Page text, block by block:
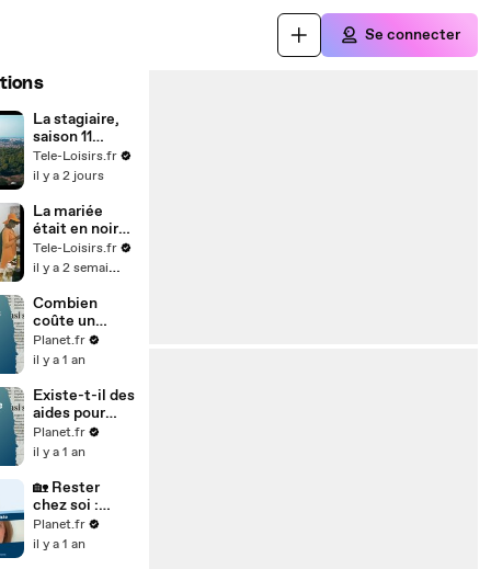
Se connecter
La stagiaire,
saison 11
(France 3)
Tele-Loisirs.fr
il y a 2 jours
La mariée
était en noir
(bande-
annonce)
Tele-Loisirs.fr
il y a 2 semaines
Combien
coûte un
séjour pour
les aidants et
? 💰🏖️
Planet.fr
il y a 1 an
Existe-t-il des
aides pour
permettre aux
aidés de partir
🏖️💙
Planet.fr
il y a 1 an
🏡 Rester
chez soi :
comment
adapter mon
Planet.fr
il y a 1 an